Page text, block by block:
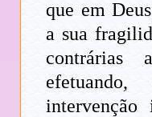
que em
a sua
contrárias
intervenção